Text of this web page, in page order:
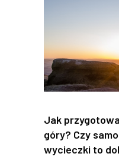
Jak
góry? Czy
wycieczki to